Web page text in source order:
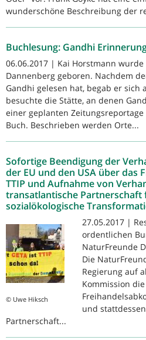
wunderschöne Beschreibung der
Buchlesung: Gandhi
06.06.2017 | Kai Horstmann
Dannenberg geboren. Nachdem
Gandhi gelesen hat, begab er sich
besuchte die Stätte, an denen
einer geplanten
Buch. Beschrieben werden Orte...
Sofortige Beendigung der
der EU und den USA über das
TTIP und Aufnahme von
transatlantische Partnerschaft
sozialökologische
© Uwe Hiksch
27.05.2017 |
ordentlichen
NaturFreunde
Die
Regierung auf
Kommission
und
Partnerschaft...